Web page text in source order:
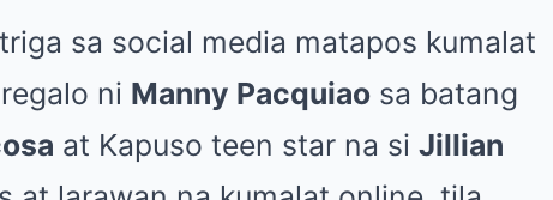
sa social media matapos kumalat
ni Manny Pacquiao sa batang
at Kapuso teen star na si Jillian